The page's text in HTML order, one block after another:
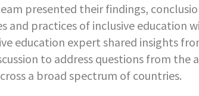
presented their findings,
and practices of inclusive education
education expert shared insights
to address questions from the
a broad spectrum of countries.